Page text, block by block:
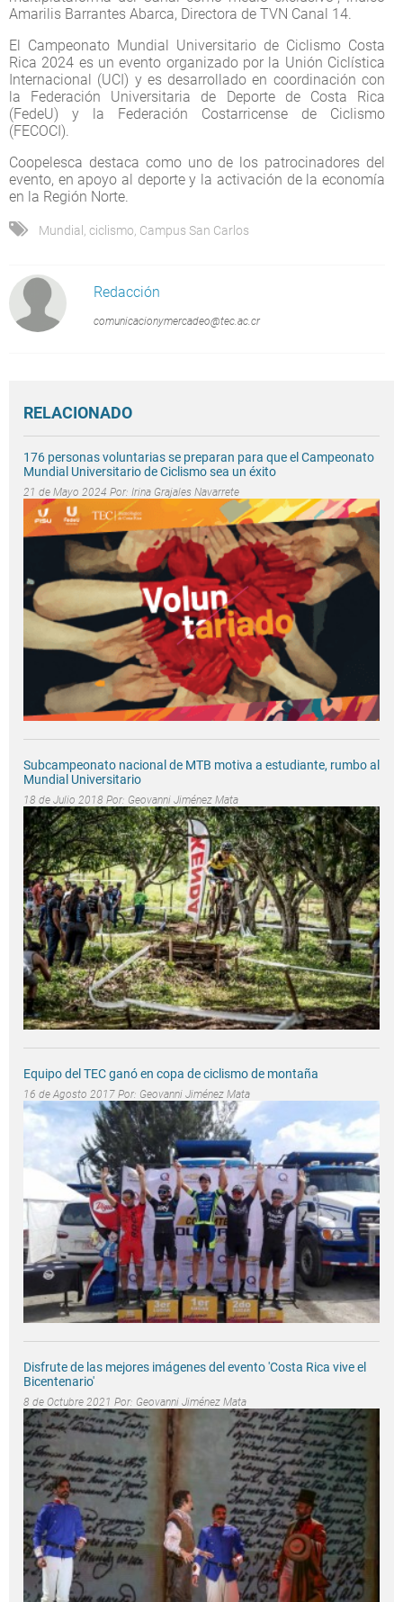
Amarilis Barrantes Abarca, Directora de TVN Canal 14.
El Campeonato Mundial Universitario de Ciclismo Costa
Rica 2024 es un evento organizado por la Unión Ciclística
Internacional (UCI) y es desarrollado en coordinación con
la Federación Universitaria de Deporte de Costa Rica
(FedeU) y la Federación Costarricense de Ciclismo
(FECOCI).
Coopelesca destaca como uno de los patrocinadores del
evento, en apoyo al deporte y la activación de la economía
en la Región Norte.
Mundial ciclismo Campus San Carlos
Redacción
comunicacionymercadeo@tec.ac.cr
RELACIONADO
176 personas voluntarias se preparan para que el Campeonato
Mundial Universitario de Ciclismo sea un éxito
21 de Mayo 2024 Por: Irina Grajales Navarrete
Subcampeonato nacional de MTB motiva a estudiante, rumbo al
Mundial Universitario
18 de Julio 2018 Por: Geovanni Jiménez Mata
Equipo del TEC ganó en copa de ciclismo de montaña
16 de Agosto 2017 Por: Geovanni Jiménez Mata
Disfrute de las mejores imágenes del evento 'Costa Rica vive el
Bicentenario'
8 de Octubre 2021 Por: Geovanni Jiménez Mata